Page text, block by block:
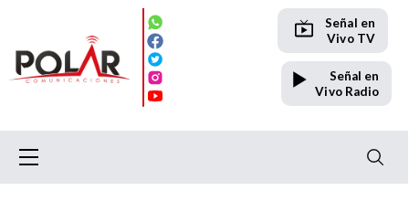
Señal en
Vivo TV
Señal en
Vivo Radio